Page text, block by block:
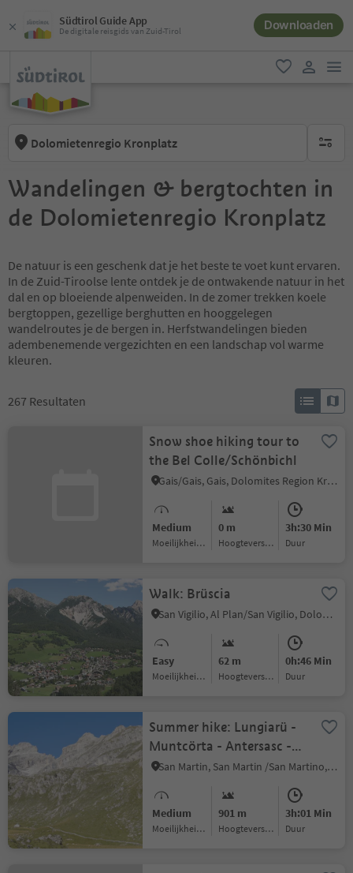
Südtirol Guide App
De digitale reisgids van Zuid-Tirol Downloaden
favoriet
Dolomietenregio Kronplatz geen
Wandelingen & bergtochten in
de Dolomietenregio Kronplatz
De natuur is een geschenk dat je het beste te voet kunt ervaren.
In de Zuid-Tiroolse lente ontdek je de ontwakende natuur in het
dal en op bloeiende alpenweiden. In de zomer trekken koele
bergtoppen, gezellige berghutten en hooggelegen
wandelroutes je de bergen in. Herfstwandelingen bieden
adembenemende vergezichten en een landschap vol warme
kleuren.
267 Resultaten
Snow shoe hiking tour to
the Bel Colle/Schönbichl
Gais/Gais, Gais, Dolomites Region Kronplatz/Plan de Corones
Medium
Moeilijkheidsgraad
0 m
Hoogteverschil
3h:30 Min
Duur
Walk: Brüscia
San Vigilio, Al Plan/San Vigilio, Dolomites Region Kronplatz/Plan de Corones
Easy
Moeilijkheidsgraad
62 m
Hoogteverschil
0h:46 Min
Duur
Summer hike: Lungiarü -
Muntcörta - Antersasc -
Crep dales 12
San Martin, San Martin /San Martino, Dolomites Region Kronplatz/Plan de Corones
Medium
Moeilijkheidsgraad
901 m
Hoogteverschil
3h:01 Min
Duur